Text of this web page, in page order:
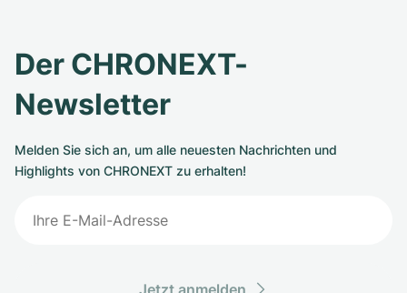
Der CHRONEXT-
Newsletter
Melden Sie sich an, um alle neuesten Nachrichten und
Highlights von CHRONEXT zu erhalten!
Jetzt anmelden